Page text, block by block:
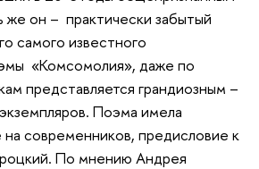
же он – практически забытый
самого известного
«Комсомолия», даже по
представляется грандиозным –
Поэма имела
современников, предисловие к
По мнению Андрея